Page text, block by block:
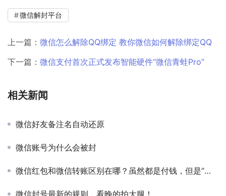
微信解封平台
上一篇： 微信怎么解除QQ绑定 教你微信如何解除绑定QQ
下一篇： 微信支付首次正式发布智能硬件“微信青蛙Pro”
相关新闻
微信好友备注名自动还原
微信账号为什么会被封
微信红包和微信转账区别在哪？虽然都是付钱，但是“弯弯绕”太多
微信封号最新的规则，看晚的拍大腿！